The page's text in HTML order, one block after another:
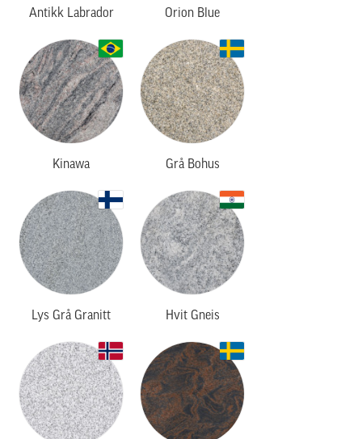
Antikk Labrador Orion Blue
Kinawa Grå Bohus
Lys Grå Granitt Hvit Gneis